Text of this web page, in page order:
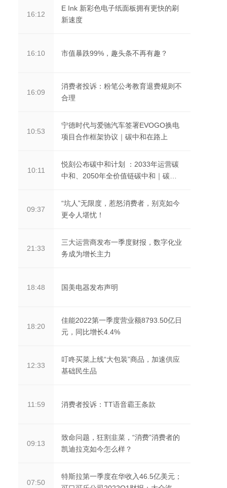
16:12
E Ink 新彩色电子纸面板拥有更快的刷
新速度
16:10 市值暴跌99%，趣头条不再有趣？
16:09
消费者投诉：粉笔公考教育退费规则不
合理
10:53
宁德时代与爱驰汽车签署EVOGO换电
项目合作框架协议｜碳中和在路上
10:11
悦刻公布碳中和计划 ：2033年运营碳
中和、2050年全价值链碳中和｜碳中
09:37
“坑人”无限度，惹怒消费者，别克如今
更令人堪忧！
21:33
三大运营商发布一季度财报，数字化业
务成为增长主力
18:48 国美电器发布声明
18:20
佳能2022第一季度营业额8793.50亿日
元，同比增长4.4%
12:33
叮咚买菜上线“大包装”商品，加速供应
基础民生品
11:59 消费者投诉：TT语音霸王条款
09:13
致命问题，狂割韭菜，“消费”消费者的
凯迪拉克如今怎么样？
07:50
特斯拉第一季度在华收入46.5亿美元；